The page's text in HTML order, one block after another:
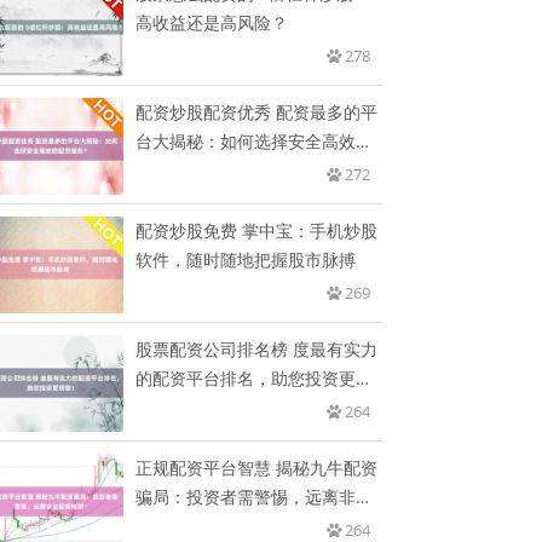
高收益还是高风险？
278
配资炒股配资优秀 配资最多的平
台大揭秘：如何选择安全高效的
272
配资炒股免费 掌中宝：手机炒股
软件，随时随地把握股市脉搏
269
股票配资公司排名榜 度最有实力
的配资平台排名，助您投资更明
264
正规配资平台智慧 揭秘九牛配资
骗局：投资者需警惕，远离非法
264